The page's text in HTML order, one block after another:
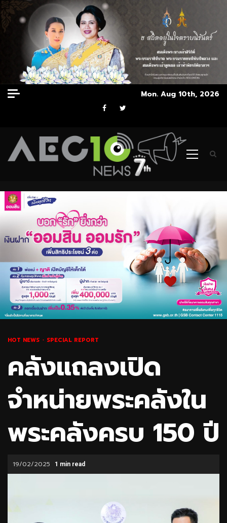
Skip
to
Mon. Aug 10th, 2026
Facebook
Twitter
Primary
HOT NEWS SPECIAL REPORT
คลังแถลงเปิด
จำหน่ายพระคลังใน
พระคลังครบ 150 ปี
19/02/2025 1 min read